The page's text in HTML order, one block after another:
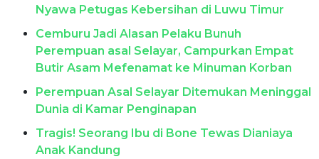
Nyawa Petugas Kebersihan di Luwu Timur
Cemburu Jadi Alasan Pelaku Bunuh
Perempuan asal Selayar, Campurkan Empat
Butir Asam Mefenamat ke Minuman Korban
Perempuan Asal Selayar Ditemukan Meninggal
Dunia di Kamar Penginapan
Tragis! Seorang Ibu di Bone Tewas Dianiaya
Anak Kandung